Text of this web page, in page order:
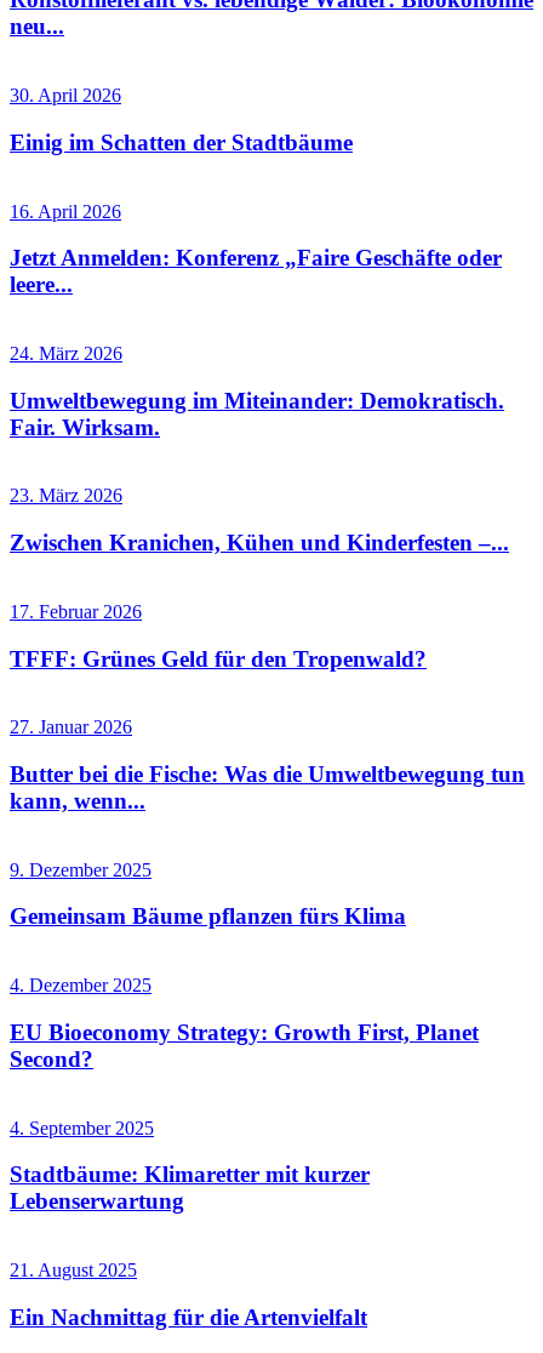
neu...
30. April 2026
Einig im Schatten der Stadtbäume
16. April 2026
Jetzt Anmelden: Konferenz „Faire Geschäfte oder
leere...
24. März 2026
Umweltbewegung im Miteinander: Demokratisch.
Fair. Wirksam.
23. März 2026
Zwischen Kranichen, Kühen und Kinderfesten –...
17. Februar 2026
TFFF: Grünes Geld für den Tropenwald?
27. Januar 2026
Butter bei die Fische: Was die Umweltbewegung tun
kann, wenn...
9. Dezember 2025
Gemeinsam Bäume pflanzen fürs Klima
4. Dezember 2025
EU Bioeconomy Strategy: Growth First, Planet
Second?
4. September 2025
Stadtbäume: Klimaretter mit kurzer
Lebenserwartung
21. August 2025
Ein Nachmittag für die Artenvielfalt